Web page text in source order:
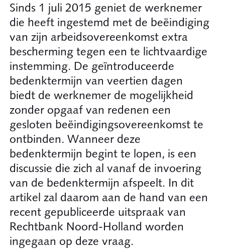
Sinds 1 juli 2015 geniet de werknemer
die heeft ingestemd met de beëindiging
van zijn arbeidsovereenkomst extra
bescherming tegen een te lichtvaardige
instemming. De geïntroduceerde
bedenktermijn van veertien dagen
biedt de werknemer de mogelijkheid
zonder opgaaf van redenen een
gesloten beëindigingsovereenkomst te
ontbinden. Wanneer deze
bedenktermijn begint te lopen, is een
discussie die zich al vanaf de invoering
van de bedenktermijn afspeelt. In dit
artikel zal daarom aan de hand van een
recent gepubliceerde uitspraak van
Rechtbank Noord-Holland worden
ingegaan op deze vraag.